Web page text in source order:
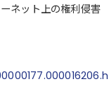
ネット上の権利侵害